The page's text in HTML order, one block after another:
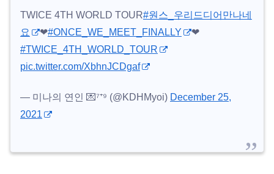
TWICE 4TH WORLD TOUR#원스_우리드디어만나네
요
❤#ONCE_WE_MEET_FINALLY
❤
#TWICE_4TH_WORLD_TOUR
pic.twitter.com/XbhnJCDgaf
— 미나의 연인 💌⁷⁺⁹ (@KDHMyoi) December 25,
2021